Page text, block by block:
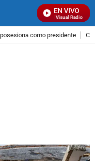
EN VIVO
Señal Visual Radio
como presidente